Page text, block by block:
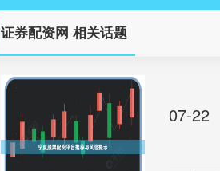
证券配资网 相关话题
07-22